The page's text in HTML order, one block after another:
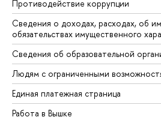
Противодействие коррупции
Сведения о доходах, расходах, об
обязательствах имущественного
Сведения об образовательной
Людям с ограниченными
Единая платежная страница
Работа в Вышке